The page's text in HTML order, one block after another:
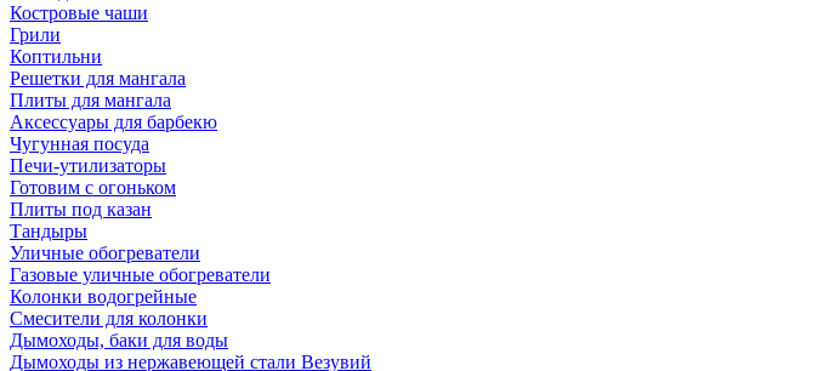
Костровые чаши
Грили
Коптильни
Решетки для мангала
Плиты для мангала
Аксессуары для барбекю
Чугунная посуда
Печи-утилизаторы
Готовим с огоньком
Плиты под казан
Тандыры
Уличные обогреватели
Газовые уличные обогреватели
Колонки водогрейные
Смесители для колонки
Дымоходы, баки для воды
Дымоходы из нержавеющей стали Везувий